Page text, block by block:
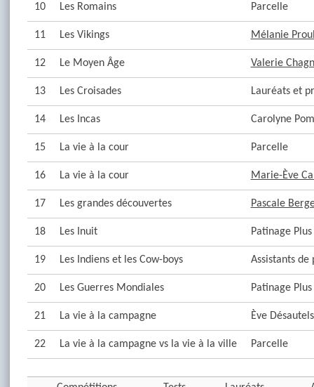
10 Les Romains Parcelle
11 Les Vikings Mélanie
12 Le Moyen Âge Valerie
13 Les Croisades Lauréats et
14 Les Incas Carolyne
15 La vie à la cour Parcelle
16 La vie à la cour Marie-Ève
17 Les grandes découvertes Pascale
18 Les Inuit Patinage Plus
19 Les Indiens et les Cow-boys Assistants
20 Les Guerres Mondiales Patinage Plus
21 La vie à la campagne Ève Désautels
22 La vie à la campagne vs la vie à la ville Parcelle